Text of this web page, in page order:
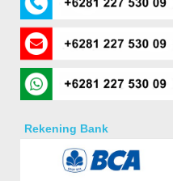
Rekening Bank